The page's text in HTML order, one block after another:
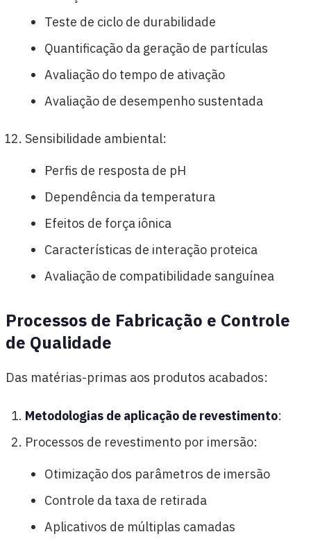
Teste de ciclo de durabilidade
Quantificação da geração de partículas
Avaliação do tempo de ativação
Avaliação de desempenho sustentada
Sensibilidade ambiental:
Perfis de resposta de pH
Dependência da temperatura
Efeitos de força iônica
Características de interação proteica
Avaliação de compatibilidade sanguínea
Processos de Fabricação e Controle
de Qualidade
Das matérias-primas aos produtos acabados:
Metodologias de aplicação de revestimento:
Processos de revestimento por imersão:
Otimização dos parâmetros de imersão
Controle da taxa de retirada
Aplicativos de múltiplas camadas